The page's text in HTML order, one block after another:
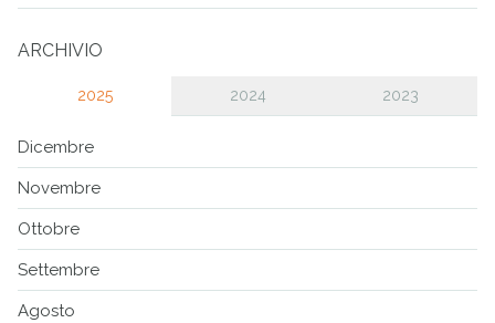
ARCHIVIO
2025 2024 2023
Dicembre
Novembre
Ottobre
Settembre
Agosto